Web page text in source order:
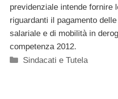
previdenziale intende fornire
riguardanti il pagamento
salariale e di mobilità in
competenza 2012.
Categorie
Sindacati e Tutela